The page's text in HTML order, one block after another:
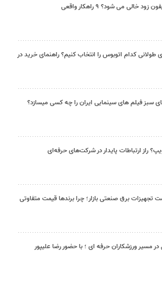
خالی می شود؟ ۹ راهکار واقعی
طولانی کدام اتوبوس را انتخاب کنیم؟ راهنمای خرید در
سبز فیلم های سینمایی ایران را چه کسی میسازد؟
راز ارتباطات پایدار در شرکت‌های حرفه‌ای
تجهیزات برق صنعتی بازار؛ چرا برندها قیمت متفاوتی
مسیر ورزشکاران حرفه ای ؛ با حضور رضا علیپور